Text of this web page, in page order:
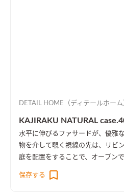
DETAIL HOME（ディテールホーム
KAJIRAKU NATURAL
水平に伸びるファサードが、優雅
物を介して覗く視線の先は、リビ
庭を配置をすることで、オープン
保存する